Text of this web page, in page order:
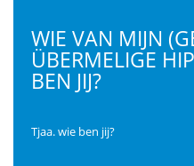
WIE VAN MIJN
ÜBERMELIGE
BEN JIJ?
Tjaa. wie ben jij?